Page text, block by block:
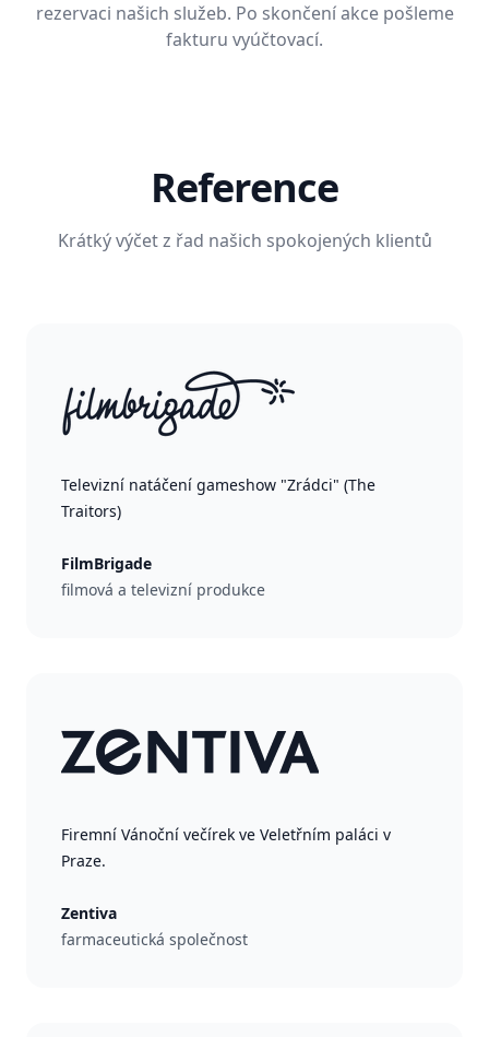
rezervaci našich služeb. Po skončení akce pošleme
fakturu vyúčtovací.
Reference
Krátký výčet z řad našich spokojených klientů
Televizní natáčení gameshow "Zrádci" (The
Traitors)
FilmBrigade
filmová a televizní produkce
Firemní Vánoční večírek ve Veletřním paláci v
Praze.
Zentiva
farmaceutická společnost